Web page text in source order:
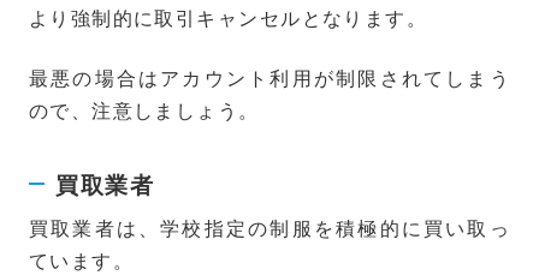
より強制的に取引キャンセルとなります。
最悪の場合はアカウント利用が制限されてしまう
ので、注意しましょう。
買取業者
買取業者は、学校指定の制服を積極的に買い取っ
ています。